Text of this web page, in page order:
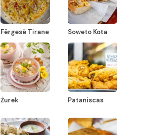
Fërgesë Tirane Soweto Kota
Żurek Pataniscas